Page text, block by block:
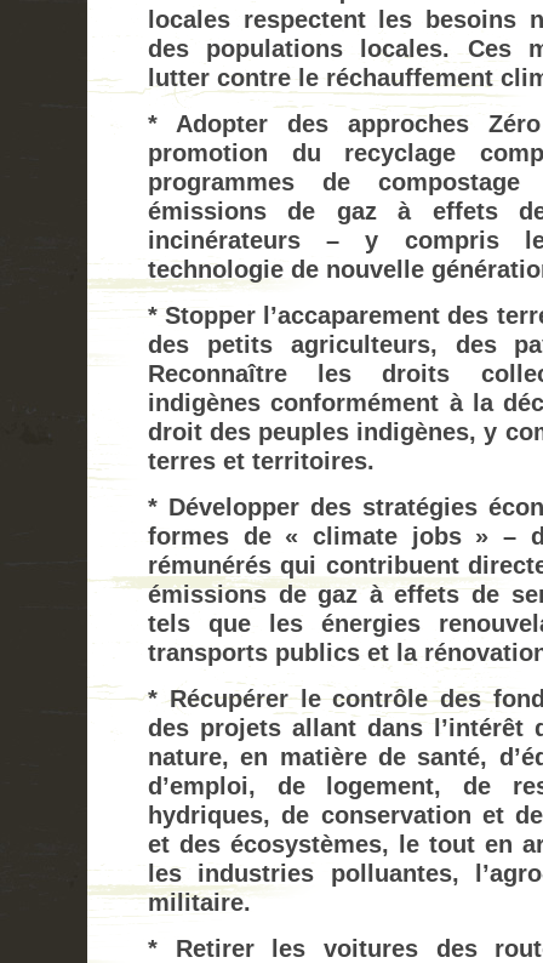
locales respectent les besoins
des populations locales. Ces
lutter contre le réchauffement
* Adopter des approches
promotion du recyclage
programmes de
émissions de gaz à effets
incinérateurs – y compris
technologie de nouvelle
* Stopper l’accaparement des
des petits agriculteurs, des
Reconnaître les droits
indigènes conformément à la
droit des peuples indigènes, y
terres et territoires.
* Développer des stratégies
formes de « climate jobs » –
rémunérés qui contribuent
émissions de gaz à effets de
tels que les énergies
transports publics et la
* Récupérer le contrôle des
des projets allant dans l’intérêt
nature, en matière de santé,
d’emploi, de logement, de
hydriques, de conservation et
et des écosystèmes, le tout en
les industries polluantes,
militaire.
* Retirer les voitures des